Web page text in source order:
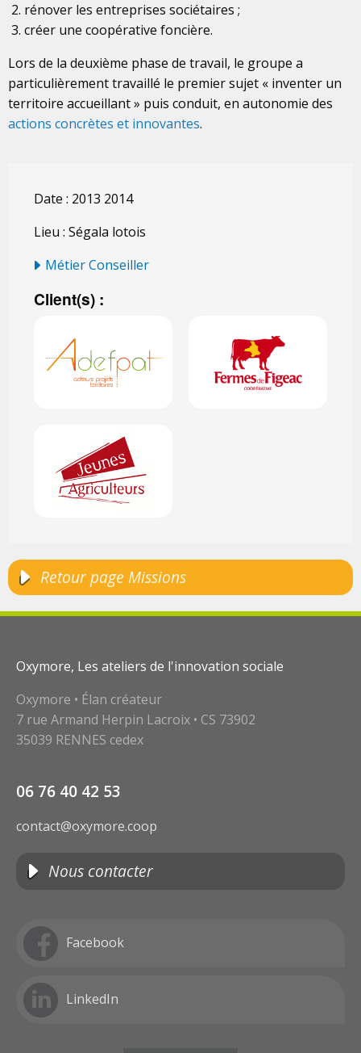
rénover les entreprises sociétaires ;
créer une coopérative foncière.
Lors de la deuxième phase de travail, le groupe a
particulièrement travaillé le premier sujet « inventer un
territoire accueillant » puis conduit, en autonomie des
actions concrètes et innovantes.
Date : 2013 2014
Lieu : Ségala lotois
Métier Conseiller
Client(s) :
Retour page Missions
Oxymore, Les ateliers de l'innovation sociale
Oxymore • Élan créateur
7 rue Armand Herpin Lacroix • CS 73902
35039 RENNES cedex
06 76 40 42 53
contact@oxymore.coop
Nous contacter
Facebook
LinkedIn